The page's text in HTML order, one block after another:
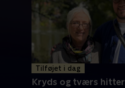
Tilføjet i dag
Kryds og tværs hitter